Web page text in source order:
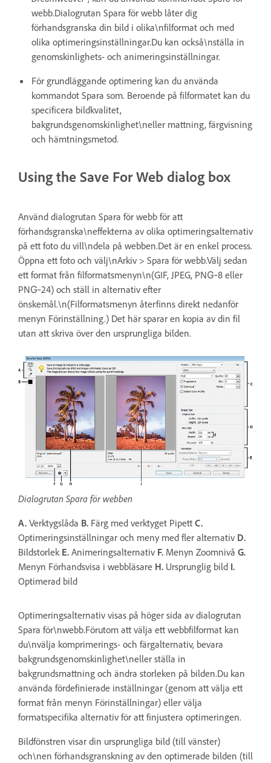
webb.Dialogrutan Spara för webb låter dig
förhandsgranska din bild i olika\nfilformat och med
olika optimeringsinställningar.Du kan också\nställa in
genomskinlighets- och animeringsinställningar.
För grundläggande optimering kan du använda
kommandot Spara som. Beroende på filformatet kan du
specificera bildkvalitet,
bakgrundsgenomskinlighet\neller mattning, färgvisning
och hämtningsmetod.
Using the Save For Web dialog box
Använd dialogrutan Spara för webb för att
förhandsgranska\neffekterna av olika optimeringsalternativ
på ett foto du vill\ndela på webben.Det är en enkel process.
Öppna ett foto och välj\nArkiv > Spara för webb.Välj sedan
ett format från filformatsmenyn\n(GIF, JPEG, PNG‑8 eller
PNG‑24) och ställ in alternativ efter
önskemål.\n(Filformatsmenyn återfinns direkt nedanför
menyn Förinställning.) Det här sparar en kopia av din fil
utan att skriva över den ursprungliga bilden.
Dialogrutan Spara för webben
A. Verktygslåda B. Färg med verktyget Pipett C.
Optimeringsinställningar och meny med fler alternativ D.
Bildstorlek E. Animeringsalternativ F. Menyn Zoomnivå G.
Menyn Förhandsvisa i webbläsare H. Ursprunglig bild I.
Optimerad bild
Optimeringsalternativ visas på höger sida av dialogrutan
Spara för\nwebb.Förutom att välja ett webbfilformat kan
du\nvälja komprimerings- och färgalternativ, bevara
bakgrundsgenomskinlighet\neller ställa in
bakgrundsmattning och ändra storleken på bilden.Du kan
använda fördefinierade inställningar (genom att välja ett
format från menyn Förinställningar) eller välja
formatspecifika alternativ för att finjustera optimeringen.
Bildfönstren visar din ursprungliga bild (till vänster)
och\nen förhandsgranskning av den optimerade bilden (till